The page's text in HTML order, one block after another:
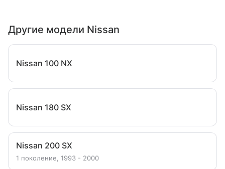
Другие модели Nissan
Nissan 100 NX
Nissan 180 SX
Nissan 200 SX
1 поколение, 1993 - 2000